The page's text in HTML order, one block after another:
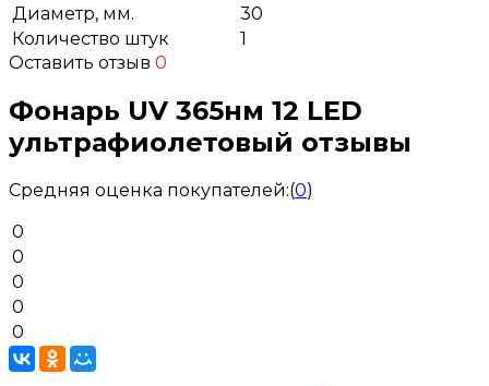
Диаметр, мм.
30
Количество штук
1
Оставить отзыв 0
Фонарь UV 365нм 12 LED
ультрафиолетовый отзывы
Средняя оценка покупателей:(0)
0
0
0
0
0